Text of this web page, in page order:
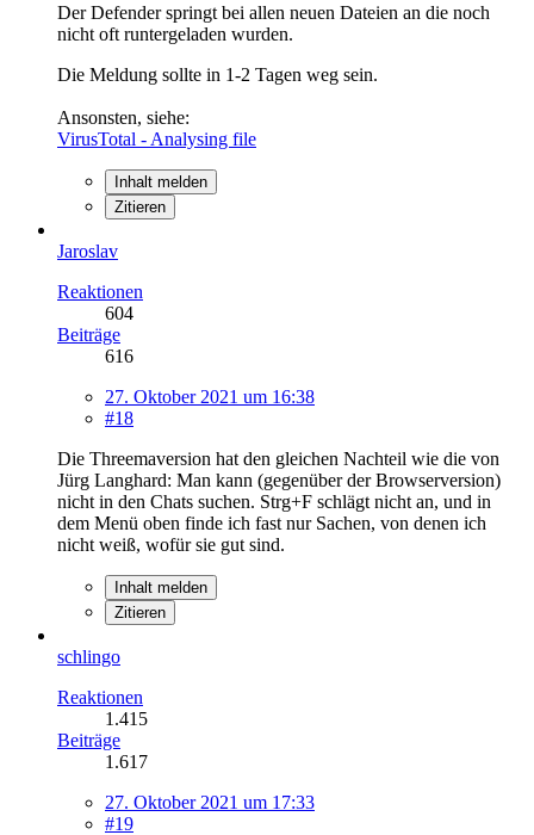
Der Defender springt bei allen neuen Dateien an die noch
nicht oft runtergeladen wurden.
Die Meldung sollte in 1-2 Tagen weg sein.
Ansonsten, siehe:
VirusTotal - Analysing file
Inhalt melden
Zitieren
Jaroslav
Reaktionen
604
Beiträge
616
27. Oktober 2021 um 16:38
#18
Die Threemaversion hat den gleichen Nachteil wie die von
Jürg Langhard: Man kann (gegenüber der Browserversion)
nicht in den Chats suchen. Strg+F schlägt nicht an, und in
dem Menü oben finde ich fast nur Sachen, von denen ich
nicht weiß, wofür sie gut sind.
Inhalt melden
Zitieren
schlingo
Reaktionen
1.415
Beiträge
1.617
27. Oktober 2021 um 17:33
#19